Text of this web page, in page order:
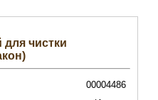
чистки
00004486